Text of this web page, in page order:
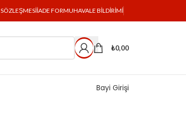
İADE FORMUHAVALE BILDIRIMI
₺0,00
Bayi Girişi